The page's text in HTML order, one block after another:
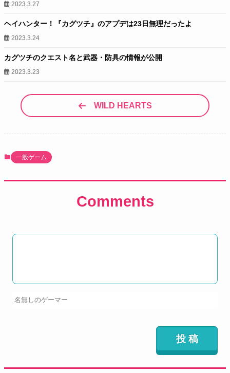
2023.3.27
ヘイハンター！『カグツチ』のアプデは23日無理だったよ
2023.3.24
カグツチのクエスト名と武器・防具の情報が公開
2023.3.23
WILD HEARTS
一般ゲーム
Comments